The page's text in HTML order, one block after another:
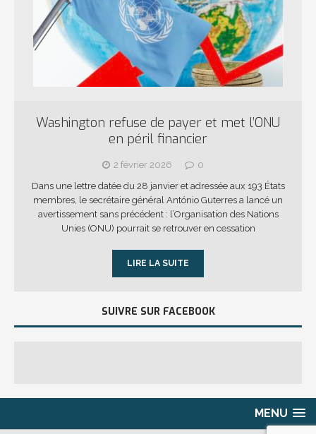
Washington refuse de payer et met l’ONU
en péril financier
2 février 2026
0
Dans une lettre datée du 28 janvier et adressée aux 193 États
membres, le secrétaire général António Guterres a lancé un
avertissement sans précédent : l’Organisation des Nations
Unies (ONU) pourrait se retrouver en cessation
LIRE LA SUITE
SUIVRE SUR FACEBOOK
MENU